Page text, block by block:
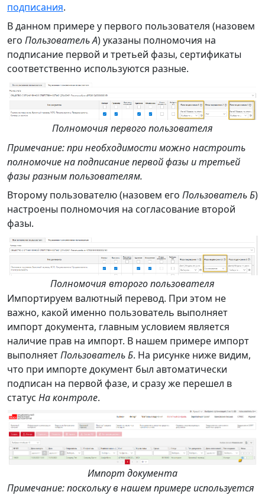
подписания.
В данном примере у первого пользователя (назовем
его Пользователь А) указаны полномочия на
подписание первой и третьей фазы, сертификаты
соответственно используются разные.
Полномочия первого пользователя
Примечание: при необходимости можно настроить
полномочие на подписание первой фазы и третьей
фазы разным пользователям.
Второму пользователю (назовем его Пользователь Б)
настроены полномочия на согласование второй
фазы.
Полномочия второго пользователя
Импортируем валютный перевод. При этом не
важно, какой именно пользователь выполняет
импорт документа, главным условием является
наличие прав на импорт. В нашем примере импорт
выполняетПользователь Б. На рисунке ниже видим,
что при импорте документ был автоматически
подписан на первой фазе, и сразу же перешел в
статус На контроле.
Импорт документа
Примечание: поскольку в нашем примере используется